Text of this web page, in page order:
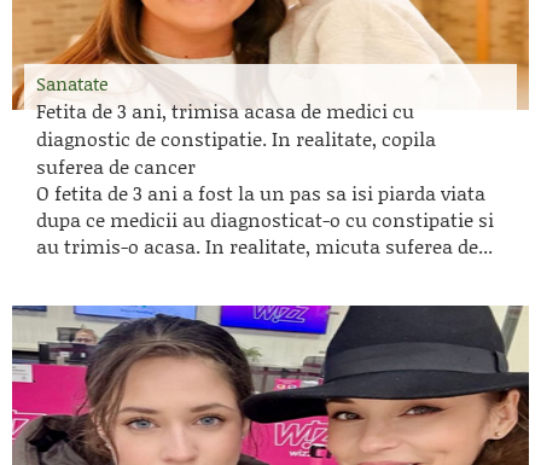
Sanatate
Fetita de 3 ani, trimisa acasa de medici cu
diagnostic de constipatie. In realitate, copila
suferea de cancer
O fetita de 3 ani a fost la un pas sa isi piarda viata
dupa ce medicii au diagnosticat-o cu constipatie si
au trimis-o acasa. In realitate, micuta suferea de...